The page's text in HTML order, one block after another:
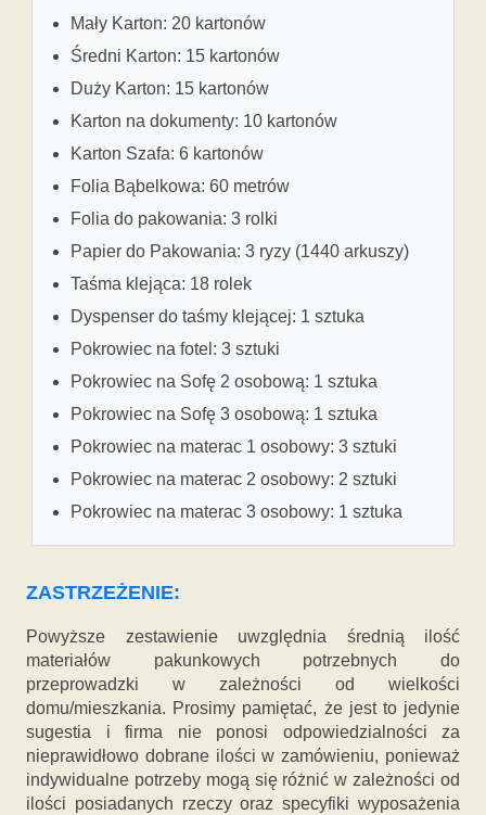
Mały Karton: 20 kartonów
Średni Karton: 15 kartonów
Duży Karton: 15 kartonów
Karton na dokumenty: 10 kartonów
Karton Szafa: 6 kartonów
Folia Bąbelkowa: 60 metrów
Folia do pakowania: 3 rolki
Papier do Pakowania: 3 ryzy (1440 arkuszy)
Taśma klejąca: 18 rolek
Dyspenser do taśmy klejącej: 1 sztuka
Pokrowiec na fotel: 3 sztuki
Pokrowiec na Sofę 2 osobową: 1 sztuka
Pokrowiec na Sofę 3 osobową: 1 sztuka
Pokrowiec na materac 1 osobowy: 3 sztuki
Pokrowiec na materac 2 osobowy: 2 sztuki
Pokrowiec na materac 3 osobowy: 1 sztuka
ZASTRZEŻENIE:
Powyższe zestawienie uwzględnia średnią ilość
materiałów pakunkowych potrzebnych do
przeprowadzki w zależności od wielkości
domu/mieszkania. Prosimy pamiętać, że jest to jedynie
sugestia i firma nie ponosi odpowiedzialności za
nieprawidłowo dobrane ilości w zamówieniu, ponieważ
indywidualne potrzeby mogą się różnić w zależności od
ilości posiadanych rzeczy oraz specyfiki wyposażenia